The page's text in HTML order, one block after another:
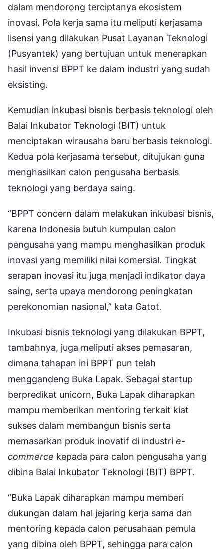
dalam mendorong terciptanya ekosistem
inovasi. Pola kerja sama itu meliputi kerjasama
lisensi yang dilakukan Pusat Layanan Teknologi
(Pusyantek) yang bertujuan untuk menerapkan
hasil invensi BPPT ke dalam industri yang sudah
eksisting.
Kemudian inkubasi bisnis berbasis teknologi oleh
Balai Inkubator Teknologi (BIT) untuk
menciptakan wirausaha baru berbasis teknologi.
Kedua pola kerjasama tersebut, ditujukan guna
menghasilkan calon pengusaha berbasis
teknologi yang berdaya saing.
“BPPT concern dalam melakukan inkubasi bisnis,
karena Indonesia butuh kumpulan calon
pengusaha yang mampu menghasilkan produk
inovasi yang memiliki nilai komersial. Tingkat
serapan inovasi itu juga menjadi indikator daya
saing, serta upaya mendorong peningkatan
perekonomian nasional,” kata Gatot.
Inkubasi bisnis teknologi yang dilakukan BPPT,
tambahnya, juga meliputi akses pemasaran,
dimana tahapan ini BPPT pun telah
menggandeng Buka Lapak. Sebagai startup
berpredikat unicorn, Buka Lapak diharapkan
mampu memberikan mentoring terkait kiat
sukses dalam membangun bisnis serta
memasarkan produk inovatif di industri e-
commerce kepada para calon pengusaha yang
dibina Balai Inkubator Teknologi (BIT) BPPT.
“Buka Lapak diharapkan mampu memberi
dukungan dalam hal jejaring kerja sama dan
mentoring kepada calon perusahaan pemula
yang dibina oleh BPPT, sehingga para calon